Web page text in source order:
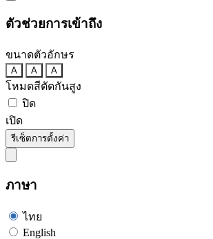
ตัวช่วยการเข้าถึง
ขนาดตัวอักษร
A A A
โหมดสีตัดกันสูง
ปิด
เปิด
รีเซ็ตการตั้งค่า
ภาษา
ไทย
English